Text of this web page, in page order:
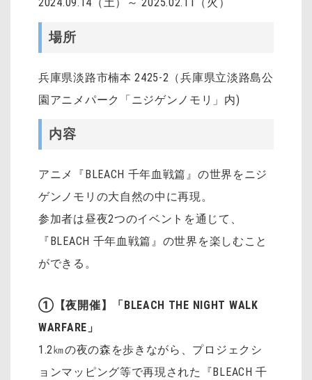
場所
兵庫県淡路市楠本 2425-2（兵庫県立淡路島公
園アニメパーク「ニジゲンノモリ」内)
内容
アニメ『BLEACH 千年血戦篇』の世界をニジ
ゲンノモリの大自然の中に再現。
参加者は昼夜2つのイベントを通じて、
『BLEACH 千年血戦篇』の世界を楽しむこと
ができる。
①【夜開催】「BLEACH THE NIGHT WALK
WARFARE」
1.2㎞の夜の森を歩きながら、プロジェクシ
ョンマッピング等で再現された『BLEACH 千